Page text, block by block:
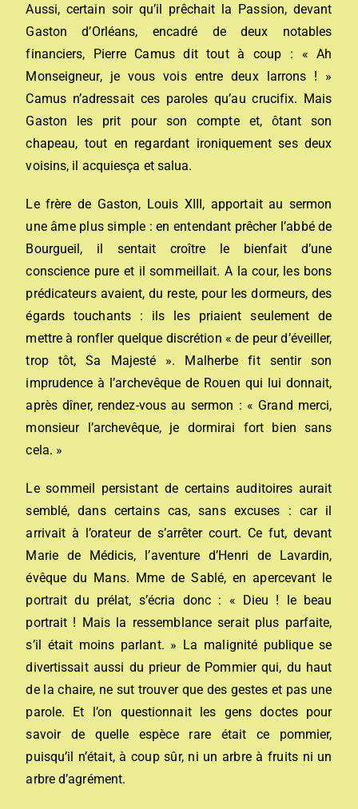
Aussi, certain soir qu’il prêchait la Passion, devant
Gaston d’Orléans, encadré de deux notables
financiers, Pierre Camus dit tout à coup : « Ah
Monseigneur, je vous vois entre deux larrons ! »
Camus n’adressait ces paroles qu’au crucifix. Mais
Gaston les prit pour son compte et, ôtant son
chapeau, tout en regardant ironiquement ses deux
voisins, il acquiesça et salua.
Le frère de Gaston, Louis XIII, apportait au sermon
une âme plus simple : en entendant prêcher l’abbé de
Bourgueil, il sentait croître le bienfait d’une
conscience pure et il sommeillait. A la cour, les bons
prédicateurs avaient, du reste, pour les dormeurs, des
égards touchants : ils les priaient seulement de
mettre à ronfler quelque discrétion « de peur d’éveiller,
trop tôt, Sa Majesté ». Malherbe fit sentir son
imprudence à l’archevêque de Rouen qui lui donnait,
après dîner, rendez-vous au sermon : « Grand merci,
monsieur l’archevêque, je dormirai fort bien sans
cela. »
Le sommeil persistant de certains auditoires aurait
semblé, dans certains cas, sans excuses : car il
arrivait à l’orateur de s’arrêter court. Ce fut, devant
Marie de Médicis, l’aventure d’Henri de Lavardin,
évêque du Mans. Mme de Sablé, en apercevant le
portrait du prélat, s’écria donc : « Dieu ! le beau
portrait ! Mais la ressemblance serait plus parfaite,
s’il était moins parlant. » La malignité publique se
divertissait aussi du prieur de Pommier qui, du haut
de la chaire, ne sut trouver que des gestes et pas une
parole. Et l’on questionnait les gens doctes pour
savoir de quelle espèce rare était ce pommier,
puisqu’il n’était, à coup sûr, ni un arbre à fruits ni un
arbre d’agrément.